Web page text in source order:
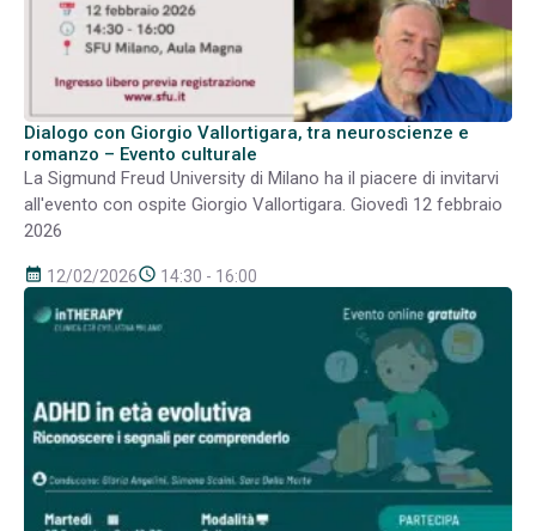
Dialogo con Giorgio Vallortigara, tra neuroscienze e
romanzo – Evento culturale
La Sigmund Freud University di Milano ha il piacere di invitarvi
all'evento con ospite Giorgio Vallortigara. Giovedì 12 febbraio
2026
calendar_month 12/02/2026schedule 14:30 - 16:00